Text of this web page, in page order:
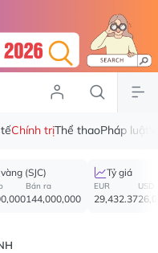
Chính trịThể thaoPháp luật
(SJC)
Bán ra
144,000,000
Tỷ giá
EUR
29,432.37
USD